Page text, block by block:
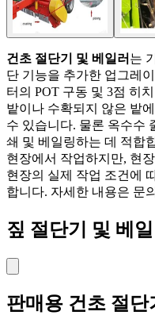
건초 절단기 및 베일러 는
단 기능을 추가한 업그레
터의 POT 구동 및 3점 히
밭이나 수확되지 않은 밭
수 있습니다. 물론 옥수수
쇄 및 베일링하는 데 적합
현장에서 작업하지만, 현
현장의 실제 작업 조건에
합니다. 자세한 내용은 문
짚 절단기 및 베
판매용 건초 절단